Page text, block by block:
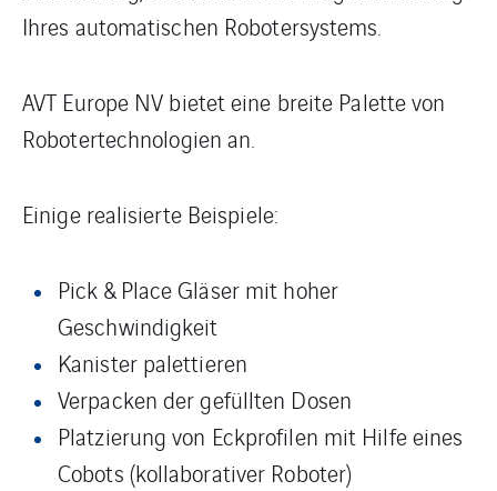
Ihres automatischen Robotersystems.
AVT Europe NV bietet eine breite Palette von
Robotertechnologien an.
Einige realisierte Beispiele:
Pick & Place Gläser mit hoher
Geschwindigkeit
Kanister palettieren
Verpacken der gefüllten Dosen
Platzierung von Eckprofilen mit Hilfe eines
Cobots (kollaborativer Roboter)